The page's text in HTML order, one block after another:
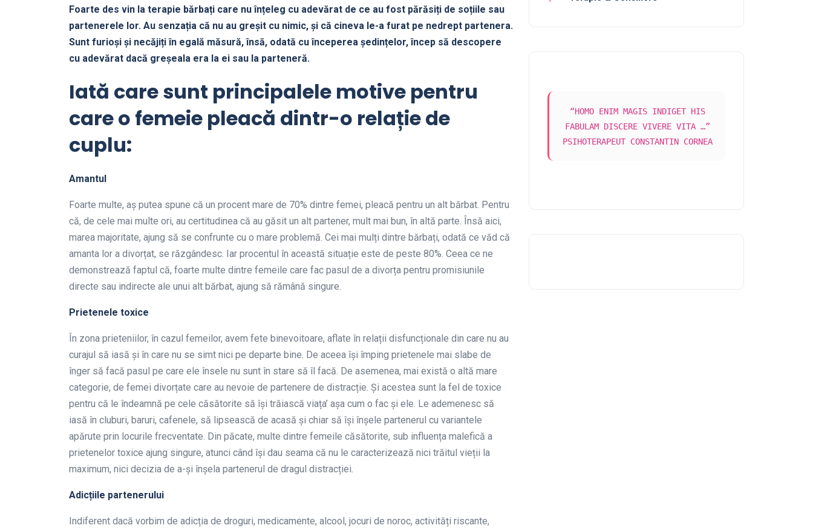
Foarte des vin la terapie bărbați care nu înțeleg cu adevărat de ce au fost părăsiți de soțiile sau
partenerele lor. Au senzația că nu au greșit cu nimic, și că cineva le-a furat pe nedrept partenera.
Sunt furioși și necăjiți în egală măsură, însă, odată cu începerea ședințelor, încep să descopere
cu adevărat dacă greșeala era la ei sau la parteneră.
Iată care sunt principalele motive pentru
care o femeie pleacă dintr-o relație de
cuplu:
Amantul
Foarte multe, aș putea spune că un procent mare de 70% dintre femei, pleacă pentru un alt bărbat. Pentru
că, de cele mai multe ori, au certitudinea că au găsit un alt partener, mult mai bun, în altă parte. Însă aici,
marea majoritate, ajung să se confrunte cu o mare problemă. Cei mai mulți dintre bărbați, odată ce văd că
amanta lor a divorțat, se răzgândesc. Iar procentul în această situație este de peste 80%. Ceea ce ne
demonstrează faptul că, foarte multe dintre femeile care fac pasul de a divorța pentru promisiunile
directe sau indirecte ale unui alt bărbat, ajung să rămână singure.
Prietenele toxice
În zona prieteniilor, în cazul femeilor, avem fete binevoitoare, aflate în relații disfuncționale din care nu au
curajul să iasă și în care nu se simt nici pe departe bine. De aceea își împing prietenele mai slabe de
înger să facă pasul pe care ele însele nu sunt în stare să îl facă. De asemenea, mai există o altă mare
categorie, de femei divorțate care au nevoie de partenere de distracție. Și acestea sunt la fel de toxice
pentru că le îndeamnă pe cele căsătorite să își trăiască viața’ așa cum o fac și ele. Le ademenesc să
iasă în cluburi, baruri, cafenele, să lipsească de acasă și chiar să își înșele partenerul cu variantele
apărute prin locurile frecventate. Din păcate, multe dintre femeile căsătorite, sub influența malefică a
prietenelor toxice ajung singure, atunci când își dau seama că nu le caracterizează nici trăitul vieții la
maximum, nici decizia de a-și înșela partenerul de dragul distracției.
Adicțiile partenerului
Indiferent dacă vorbim de adicția de droguri, medicamente, alcool, jocuri de noroc, activități riscante,
“HOMO ENIM MAGIS INDIGET HIS
FABULAM DISCERE VIVERE VITA …”
PSIHOTERAPEUT CONSTANTIN CORNEA